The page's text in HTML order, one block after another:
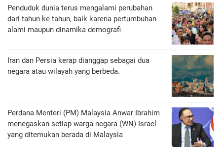
Penduduk dunia terus mengalami perubahan
dari tahun ke tahun, baik karena pertumbuhan
alami maupun dinamika demografi
Iran dan Persia kerap dianggap sebagai dua
negara atau wilayah yang berbeda.
Perdana Menteri (PM) Malaysia Anwar Ibrahim
menegaskan setiap warga negara (WN) Israel
yang ditemukan berada di Malaysia